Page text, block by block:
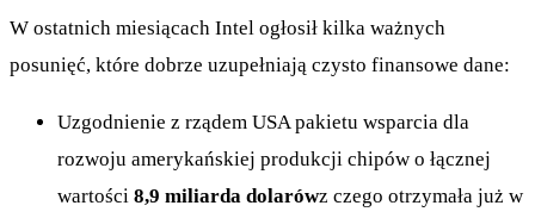
W ostatnich miesiącach Intel ogłosił kilka ważnych
posunięć, które dobrze uzupełniają czysto finansowe dane:
Uzgodnienie z rządem USA pakietu wsparcia dla
rozwoju amerykańskiej produkcji chipów o łącznej
wartości 8,9 miliarda dolarówz czego otrzymała już w